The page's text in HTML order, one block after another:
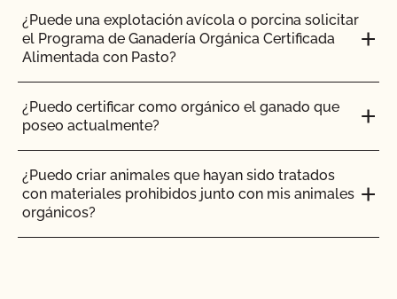
¿Puede una explotación avícola o porcina solicitar
el Programa de Ganadería Orgánica Certificada
Alimentada con Pasto?
¿Puedo certificar como orgánico el ganado que
poseo actualmente?
¿Puedo criar animales que hayan sido tratados
con materiales prohibidos junto con mis animales
orgánicos?